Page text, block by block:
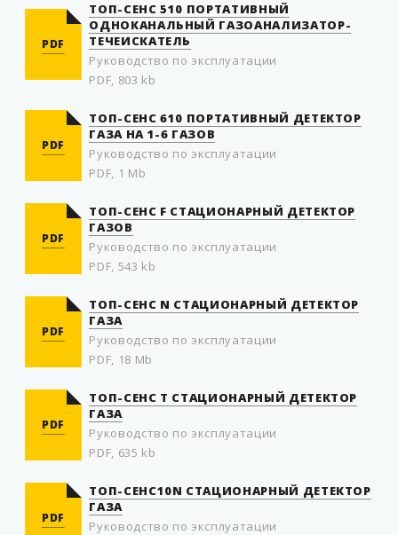
PDF
ТОП-СЕНС 510 ПОРТАТИВНЫЙ
ОДНОКАНАЛЬНЫЙ ГАЗОАНАЛИЗАТОР-
ТЕЧЕИСКАТЕЛЬ
Руководство по эксплуатации
PDF, 803 kb
PDF
ТОП-СЕНС 610 ПОРТАТИВНЫЙ ДЕТЕКТОР
ГАЗА НА 1-6 ГАЗОВ
Руководство по эксплуатации
PDF, 1 Mb
PDF
ТОП-СЕНС F СТАЦИОНАРНЫЙ ДЕТЕКТОР
ГАЗОВ
Руководство по эксплуатации
PDF, 543 kb
PDF
ТОП-СЕНС N СТАЦИОНАРНЫЙ ДЕТЕКТОР
ГАЗА
Руководство по эксплуатации
PDF, 18 Mb
PDF
ТОП-СЕНС T СТАЦИОНАРНЫЙ ДЕТЕКТОР
ГАЗА
Руководство по эксплуатации
PDF, 635 kb
PDF
ТОП-СЕНС10N СТАЦИОНАРНЫЙ ДЕТЕКТОР
ГАЗА
Руководство по эксплуатации